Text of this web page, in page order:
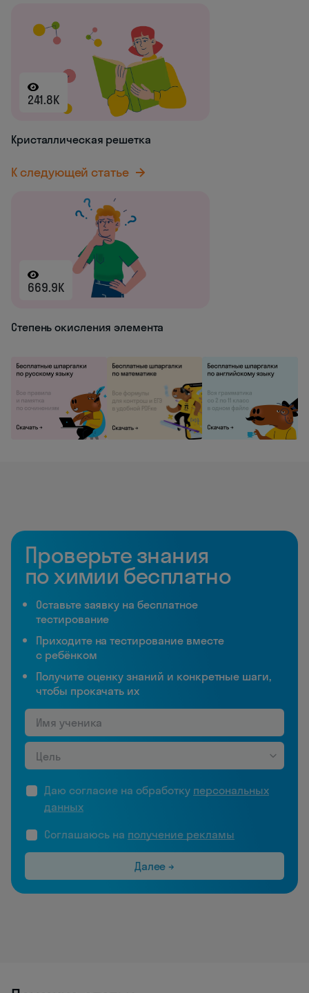
241.8K
Кристаллическая решетка
К следующей статье
669.9K
Степень окисления элемента
Проверьте знания
по химии бесплатно
Оставьте заявку на бесплатное
тестирование
Приходите на тестирование вместе
с ребёнком
Получите оценку знаний и конкретные шаги,
чтобы прокачать их
Цель
Даю согласие на обработку персональных
данных
Соглашаюсь на получение рекламы
Далее →